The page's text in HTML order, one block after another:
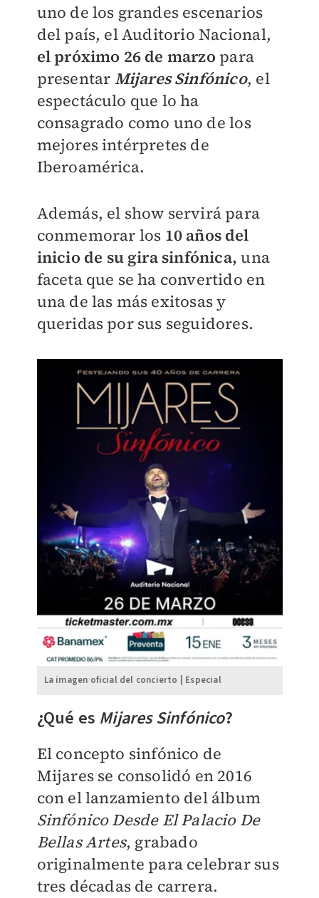
uno de los grandes escenarios
del país, el Auditorio Nacional,
el próximo 26 de marzo para
presentar Mijares Sinfónico, el
espectáculo que lo ha
consagrado como uno de los
mejores intérpretes de
Iberoamérica.
Además, el show servirá para
conmemorar los 10 años del
inicio de su gira sinfónica, una
faceta que se ha convertido en
una de las más exitosas y
queridas por sus seguidores.
La imagen oficial del concierto | Especial
¿Qué es Mijares Sinfónico?
El concepto sinfónico de
Mijares se consolidó en 2016
con el lanzamiento del álbum
Sinfónico Desde El Palacio De
Bellas Artes, grabado
originalmente para celebrar sus
tres décadas de carrera.